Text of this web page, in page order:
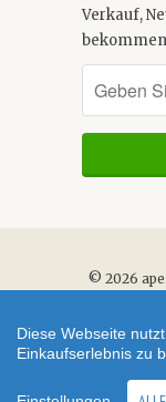
Verkauf,
© 2026
Diese Webseite
Einkaufserlebnis zu